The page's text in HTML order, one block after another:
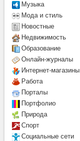
Музыка
Мода и стиль
Новостные
Недвижимость
Образование
Онлайн-журналы
Интернет-магазины
Работа
Порталы
Портфолио
Природа
Спорт
Социальные сети